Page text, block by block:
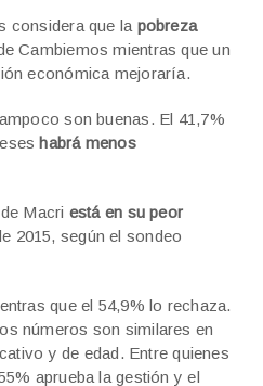
considera que la pobreza
Cambiemos mientras que un
económica mejoraría.
son buenas. El 41,7%
habrá menos
Macri está en su peor
2015, según el sondeo
que el 54,9% lo rechaza.
números son similares en
y de edad. Entre quienes
aprueba la gestión y el